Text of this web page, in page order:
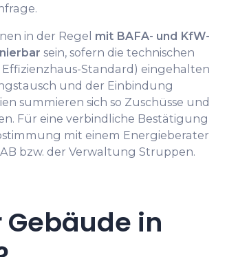
in der Regel mit BAFA- und KfW-
sein, sofern die technischen
Standard) eingehalten
und der Einbindung
summieren sich so Zuschüsse und
Für eine verbindliche Bestätigung
mit einem Energieberater
bzw. der Verwaltung Struppen.
in